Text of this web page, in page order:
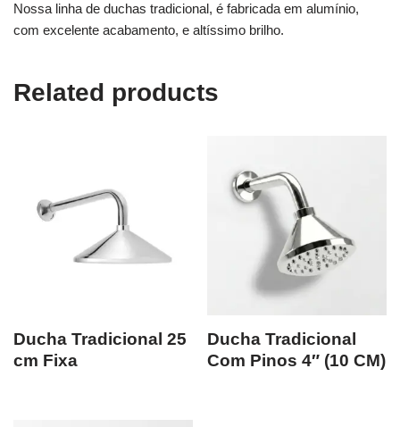
Nossa linha de duchas tradicional, é fabricada em alumínio,
com excelente acabamento, e altíssimo brilho.
Related products
Ducha Tradicional 25
cm Fixa
Ducha Tradicional
Com Pinos 4″ (10 CM)